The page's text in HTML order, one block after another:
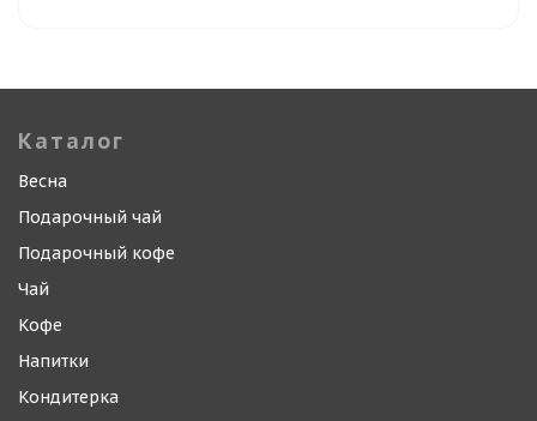
Каталог
Весна
Подарочный чай
Подарочный кофе
Чай
Кофе
Напитки
Кондитерка